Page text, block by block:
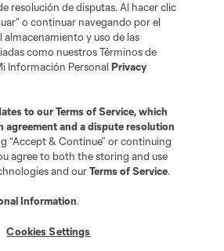
resolución de disputas. Al hacer clic
o continuar navegando por el
y uso de las
como nuestros Términos de
Información PersonalPrivacy
to ourTerms of Service, which
agreement and a dispute resolution
“Accept & Continue” or continuing
agree to both the storing and use
and ourTerms of Service.
Information.
Cookies Settings